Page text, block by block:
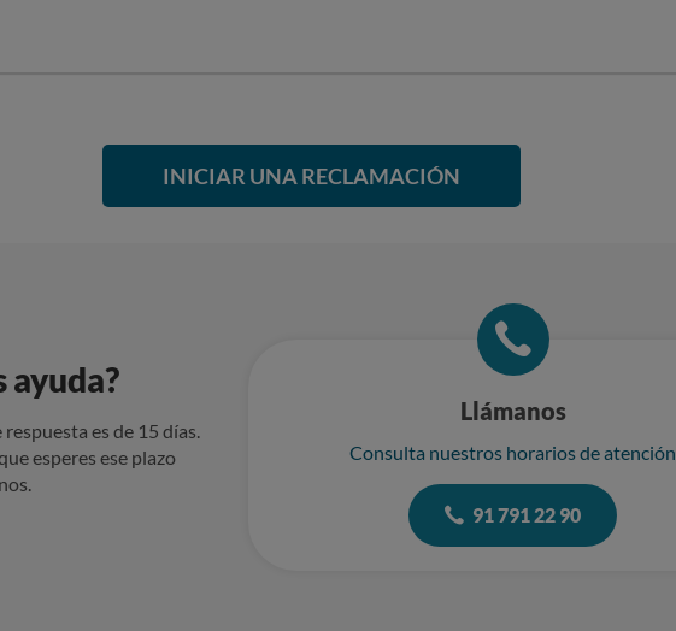
INICIAR UNA RECLAMACIÓN
ayuda?
es de 15 días.
esperes ese plazo
Llámanos
Consulta nuestros horarios de atención
91 791 22 90